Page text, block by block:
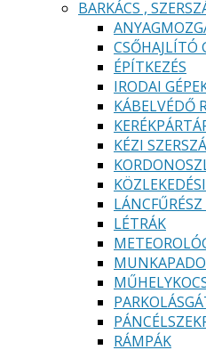
BARKÁCS ,
CSŐHAJLÍTÓ
ÉPÍTKEZÉS
IRODAI
KÁBELVÉDŐ
KÉZI
LÉTRÁK
RÁMPÁK